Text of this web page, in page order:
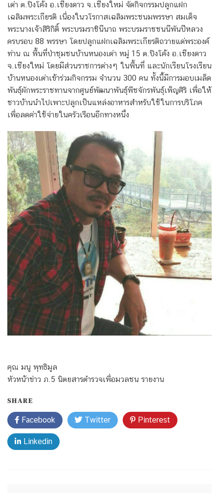
เต่า ต.ปิงโค้ง อ.เชียงดาว จ.เชียงใหม่ จัดกิจกรรมปลูกแฝก
เฉลิมพระเกียรติ เนื่องในวโรกาสเฉลิมพระชนมพรรษา สมเด็จ
พระนางเจ้าสิริกิติ์ พระบรมราชินีนาถ พระบรมราชชนนีพันปีหลวง
ครบรอบ 88 พรรษา โดยปลูกแฝกเฉลิมพระเกียรติถวายแด่พระองค์
ท่าน ณ พื้นที่ป่าชุมชนบ้านหนองเต่า หมู่ 15 ต.ปิงโค้ง อ.เชียงดาว
จ.เชียงใหม่ โดยมีส่วนราชการต่างๆ ในพื้นที่ และนักเรียนโรงเรียน
บ้านหนองเต่าเข้าร่วมกิจกรรม จำนวน 300 คน ทั้งนี้มีการมอบเมล็ด
พันธ์ุผักพระราชทานจากศูนย์พัฒนาพันธุ์พืชจักรพันธ์ุเพ็ญศิริ เพื่อให้
ชาวบ้านนำไปเพาะปลูกเป็นแหล่งอาหารสำหรับใช้ในการบริโภค
เพื่อลดค่าใช้จ่ายในครัวเรือนอีกทางหนึ่ง
คุณ มนู พุทธิมูล
หัวหน้าข่าว ภ.5 นิตยสารตำรวจเพื่อมวลชน รายงาน
SHARE
Facebook Twitter Pinterest
Linkedin